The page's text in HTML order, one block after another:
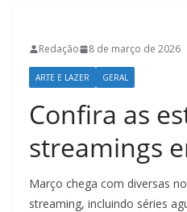
Redação 8 de março de 2026
ARTE E LAZER GERAL
Confira as
streamings
Março chega com diversas
streaming, incluindo séries